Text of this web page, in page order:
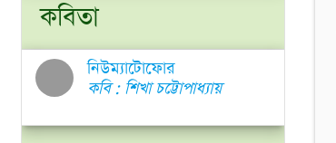
কবিতা
নিউম্যাটোফোর
কবি : শিখা চট্টোপাধ্যায়